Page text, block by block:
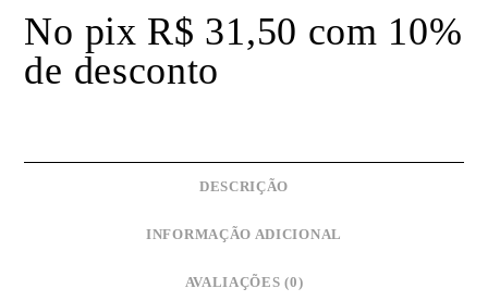
No pix R$ 31,50 com 10%
de desconto
DESCRIÇÃO
INFORMAÇÃO ADICIONAL
AVALIAÇÕES (0)